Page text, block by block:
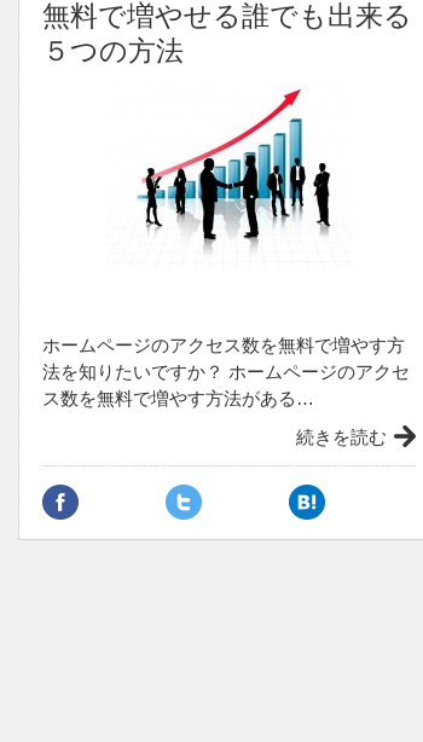
無料で増やせる誰でも出来る
５つの方法
ホームページのアクセス数を無料で増やす方
法を知りたいですか？ ホームページのアクセ
ス数を無料で増やす方法がある…
続きを読む